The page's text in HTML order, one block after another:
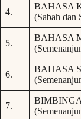
4.
BAHASA
(Sabah dan
5.
BAHASA
6.
BAHASA
7.